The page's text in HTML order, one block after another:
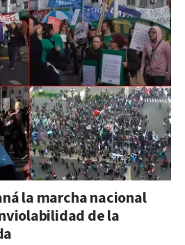
la marcha nacional
de la